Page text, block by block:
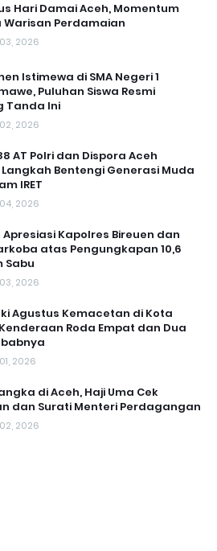
Hari Damai Aceh, Momentum
Warisan Perdamaian
2026
Istimewa di SMA Negeri 1
Puluhan Siswa Resmi
Tanda Ini
2026
AT Polri dan Dispora Aceh
Bentengi Generasi Muda
IRET
2026
Apresiasi Kapolres Bireuen dan
atas Pengungkapan 10,6
Sabu
2026
Agustus Kemacetan di Kota
Roda Empat dan Dua
2026
di Aceh, Haji Uma Cek
dan Surati Menteri Perdagangan
2026